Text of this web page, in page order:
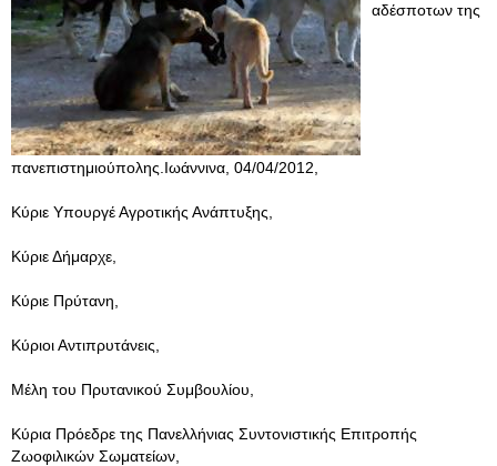
αδέσποτων της
πανεπιστημιούπολης.Ιωάννινα, 04/04/2012,
Κύριε Υπουργέ Αγροτικής Ανάπτυξης,
Κύριε Δήμαρχε,
Κύριε Πρύτανη,
Κύριοι Αντιπρυτάνεις,
Μέλη του Πρυτανικού Συμβουλίου,
Κύρια Πρόεδρε της Πανελλήνιας Συντονιστικής Επιτροπής
Ζωοφιλικών Σωματείων,